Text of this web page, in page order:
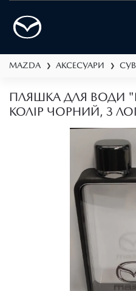
MAZDA ❯ АКСЕСУАРИ ❯
ПЛЯШКА ДЛЯ ВОДИ
КОЛІР ЧОРНИЙ, З